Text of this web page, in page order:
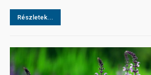
Részletek...